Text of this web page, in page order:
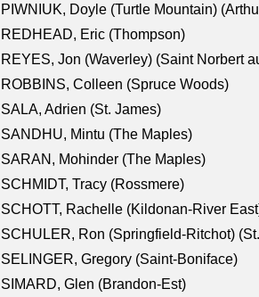
PIWNIUK, Doyle (Turtle Mountain)
REDHEAD, Eric (Thompson)
REYES, Jon (Waverley) (Saint Norbert
ROBBINS, Colleen (Spruce Woods)
SALA, Adrien (St. James)
SANDHU, Mintu (The Maples)
SARAN, Mohinder (The Maples)
SCHMIDT, Tracy (Rossmere)
SCHOTT, Rachelle (Kildonan-River
SCHULER, Ron (Springfield-Ritchot)
SELINGER, Gregory (Saint-Boniface)
SIMARD, Glen (Brandon-Est)